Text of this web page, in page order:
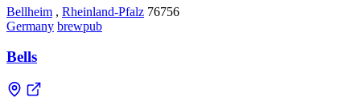
Bellheim , Rheinland-Pfalz 76756
Germany brewpub
Bells